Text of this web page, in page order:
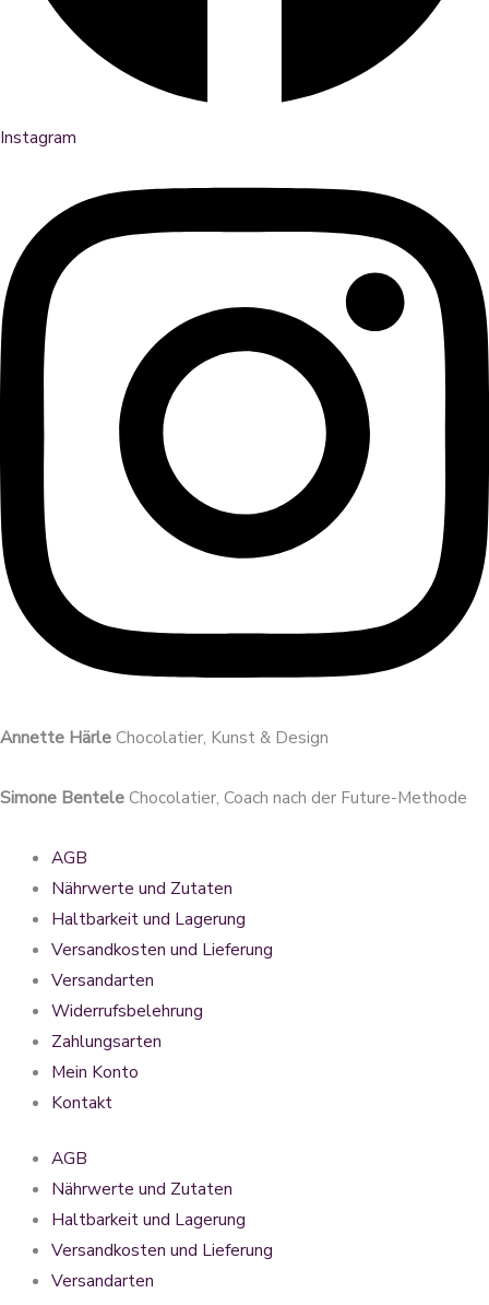
Instagram
Annette HärleChocolatier, Kunst & Design
Simone BenteleChocolatier, Coach nach der Future-Methode
AGB
Nährwerte und Zutaten
Haltbarkeit und Lagerung
Versandkosten und Lieferung
Versandarten
Widerrufsbelehrung
Zahlungsarten
Mein Konto
Kontakt
AGB
Nährwerte und Zutaten
Haltbarkeit und Lagerung
Versandkosten und Lieferung
Versandarten